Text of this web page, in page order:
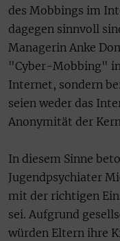
des Mobbings im
dagegen sinnvoll
Managerin Anke
"Cyber-Mobbing"
Internet, sondern
seien weder das
Anonymität der
In diesem Sinne
Jugendpsychiater
mit der richtigen
sei. Aufgrund
würden Eltern ihre